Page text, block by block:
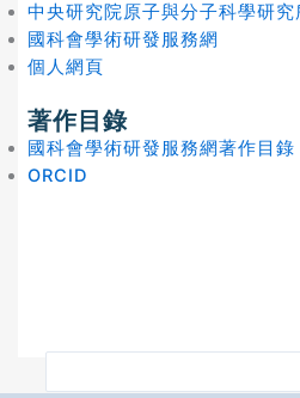
中央研究院原子與分子科學研究
國科會學術研發服務網
個人網頁
著作目錄
國科會學術研發服務網著作目錄
ORCID